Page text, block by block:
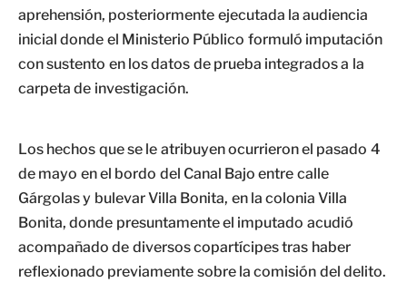
aprehensión, posteriormente ejecutada la audiencia
inicial donde el Ministerio Público formuló imputación
con sustento en los datos de prueba integrados a la
carpeta de investigación.
Los hechos que se le atribuyen ocurrieron el pasado 4
de mayo en el bordo del Canal Bajo entre calle
Gárgolas y bulevar Villa Bonita, en la colonia Villa
Bonita, donde presuntamente el imputado acudió
acompañado de diversos copartícipes tras haber
reflexionado previamente sobre la comisión del delito.